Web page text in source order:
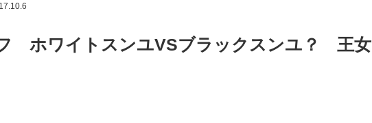
ホワイトスンユVSブラックスンユ？ 王女